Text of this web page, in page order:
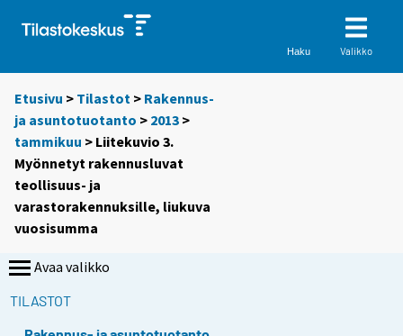
Haku Valikko
Etusivu > Tilastot > Rakennus-
ja asuntotuotanto > 2013 >
tammikuu > Liitekuvio 3.
Myönnetyt rakennusluvat
teollisuus- ja
varastorakennuksille, liukuva
vuosisumma
Avaa valikko
TILASTOT